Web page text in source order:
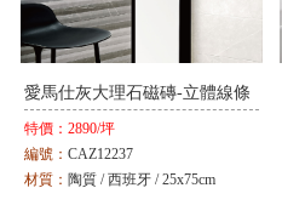
愛馬仕灰大理石磁磚-立體線條
特價： 2890/坪
編號： CAZ12237
材質： 陶質 / 西班牙 / 25x75cm